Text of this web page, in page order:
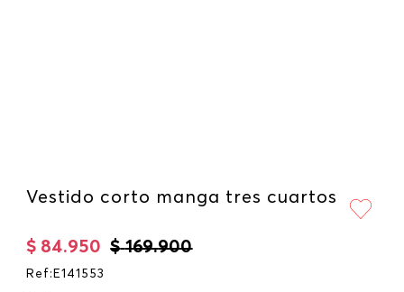
Vestido corto manga tres cuartos
$ 169.900
$ 84.950
Ref : E141553